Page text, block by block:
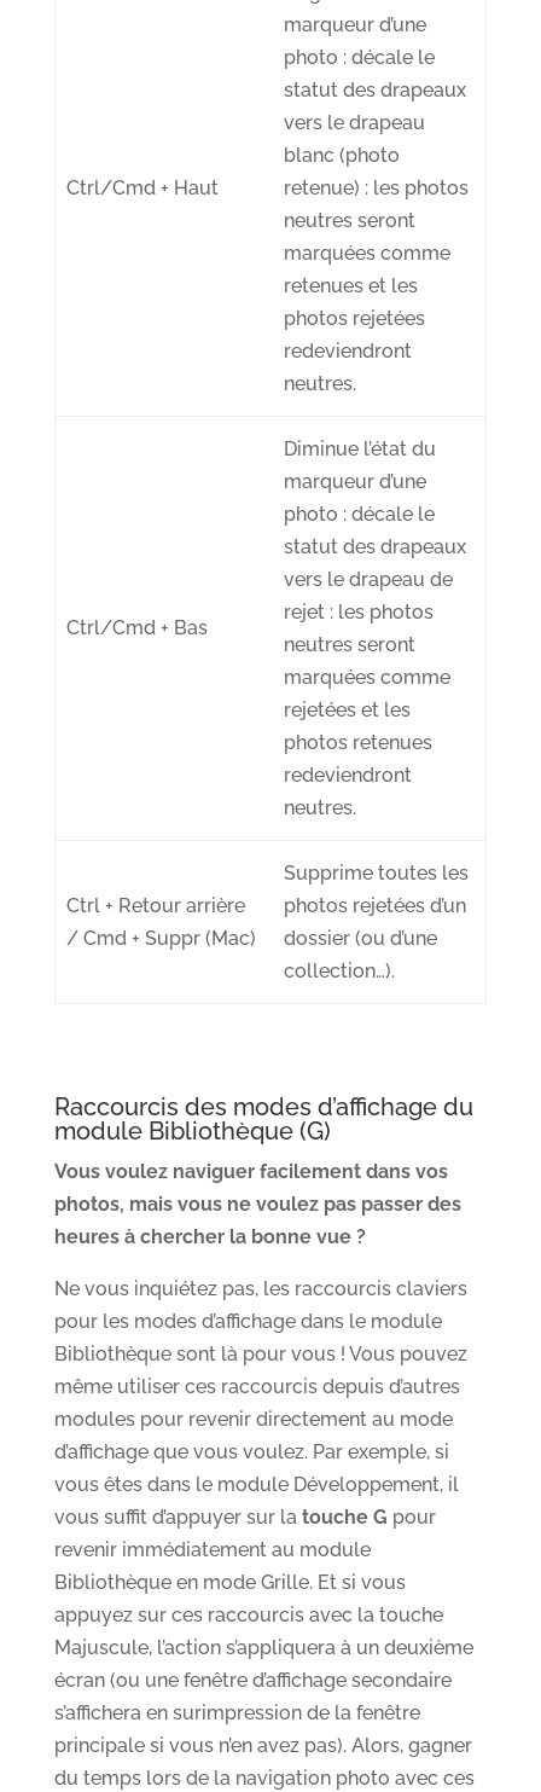
Ctrl/Cmd + Haut
marqueur d’une
photo : décale le
statut des drapeaux
vers le drapeau
blanc (photo
retenue) : les photos
neutres seront
marquées comme
retenues et les
photos rejetées
redeviendront
neutres.
Ctrl/Cmd + Bas
Diminue l’état du
marqueur d’une
photo : décale le
statut des drapeaux
vers le drapeau de
rejet : les photos
neutres seront
marquées comme
rejetées et les
photos retenues
redeviendront
neutres.
Ctrl + Retour arrière
/ Cmd + Suppr (Mac)
Supprime toutes les
photos rejetées d’un
dossier (ou d’une
collection…).
Raccourcis des modes d’affichage du
module Bibliothèque (G)
Vous voulez naviguer facilement dans vos
photos, mais vous ne voulez pas passer des
heures à chercher la bonne vue ?
Ne vous inquiétez pas, les raccourcis claviers
pour les modes d’affichage dans le module
Bibliothèque sont là pour vous ! Vous pouvez
même utiliser ces raccourcis depuis d’autres
modules pour revenir directement au mode
d’affichage que vous voulez. Par exemple, si
vous êtes dans le module Développement, il
vous suffit d’appuyer sur la touche G pour
revenir immédiatement au module
Bibliothèque en mode Grille. Et si vous
appuyez sur ces raccourcis avec la touche
Majuscule, l’action s’appliquera à un deuxième
écran (ou une fenêtre d’affichage secondaire
s’affichera en surimpression de la fenêtre
principale si vous n’en avez pas). Alors, gagner
du temps lors de la navigation photo avec ces